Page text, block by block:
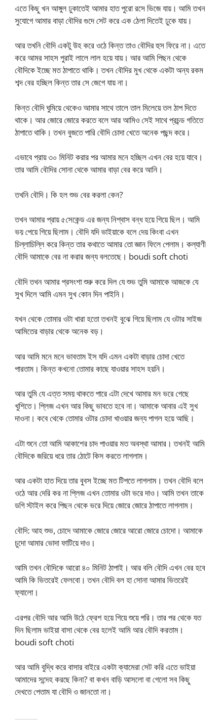
এতে কিছু খন আঙ্গুল ঢুকাতেই আমার হাত পুরো রসে ভিজে যায়। আমি তখন
সুযোগে আমার বাড়া বৌদির গুদে সেট করে এক ঠেলা দিতেই ঢুকে যায়।
আর তখনি বৌদি একটু উহ করে ওঠে কিন্ত তাও বৌদির হুস ফিরে না। এতে
করে আমর সাহস পুরাই লালে লাল হয়ে যায়। আর আমি পিছন থেকে
বৌদিকে ইচ্ছে মত ঠাপাতে থাকি। তখন বৌদির মুখ থেকে একটা অন্য রকম
শব্দ বের হচ্ছিল কিন্ত তার সে জেগে যায় না।
কিন্ত বৌদি ঘুমিয়ে থেকেও আমার সাথে তালে তাল মিলেয়ে তল ঠাপ দিতে
থাকে। আর জোরে জোরে করতে বলে আর আমিও সেই সাথে প্রচন্ড গতিতে
ঠাপাতে থাকি। তখন বুজতে পারি বৌদি চোদা খেতে অনেক পছন্দ করে।
এভাবে প্রায় ৩০ মিনিট করার পর আমার মনে হচ্ছিল এখন বের হয়ে যাবে।
তার আমি বৌদির সোনা থেকে আমার বাড়া বের করে আনি।
তখনি বৌদি। কি হল শুভ বের করলা কেন?
তখন আমার প্রায় ৫সেকেন্ড এর জন্য নিশ্বাস বন্ধ হয়ে গিয়ে ছিল। আমি
ভয় পেয়ে গিয়ে ছিলাম। বৌদি যদি ভাইয়াকে বলে দেয় কিংবা এখন
চিল্লাচিল্লি করে কিন্ত তার কথাতে আমার তো জ্ঞান ফিলে পেলাম। কল্যাণী
বৌদি আমাকে বের না করার জন্য বলতেছে। boudi soft choti
বৌদি তখন আমার প্রসংশা শুরু করে দিল যে শুভ তুমি আমাকে আজকে যে
সুখ দিলে আমি এমন সুখ কোন দিন পাইনি।
যখন থেকে তোমার ওটা খারা হতো তখনই বুঝে গিয়ে ছিলাম যে ওটার সাইজ
আমিতের বাড়ার থেকে অনেক বড়।
আর আমি মনে মনে ভাবতাম ইস যদি এমন একটা বাড়ার চোদা খেতে
পারতাম। কিন্ত কখনো তোমার কাছে যাওয়ার সাহস হয়নি।
আর তুমি যে এত্ত সময় থাকতে পারে এটা দেখে আমার মন ভরে গেছে
খুশিতে। প্লিজ এখন আর কিছু ভাবতে হবে না। আমাকে আবার এই সুখ
দাওনা। কবে থেকে তোমার ওটার চোদা খাওয়ার জন্য পাগল হয়ে আছি।
এটা শুনে তো আমি আকাশের চাদ পাওয়ার মত অবস্থা আমার। তখনই আমি
বৌদিকে জরিয়ে ধরে তার ঠোটে কিস করতে লাগলাম।
আর একটা হাত দিয়ে তার বুবস ইচ্ছে মত টিপতে লাগলাম। তখন বৌদি বলে
ওঠে আর দেরি কর না প্লিজ এখন তোমার ওটা ভরে দাও। আমি তখন তাকে
ডগি স্টাইল করে পিছন থেকে ভরে দিয়ে জোরে জোরে ঠাপাতে লাগলাম।
বৌদি: আহ শুভ, চোদে আমাকে জোরে জোরে আরো জোরে চোদো। আমাকে
চুদো আমার ভোদা ফাটিয়ে দাও।
আমি তখন বৌদিকে আরো ৪০ মিনিট ঠাপাই। আর বলি বৌদি এখন বের হবে
আমি কি ভিতরেই ফেলবো। তখন বৌদি বল হা সোনা আমার ভিতরেই
ফ্যালো।
এরপর বৌদি আর আমি উঠে ফ্রেশ হয়ে গিয়ে শুয়ে পরি। তার পর থেকে যত
দিন ছিলাম ভাইয়া বাসা থেকে বের হলেই আমি আর বৌদি করতাম।
boudi soft choti
আর আমি বুদ্ধি করে বাসার বাইরে একটা ক্যামেরা সেট করি এতে ভাইয়া
আমাদের সন্দেহ করছে কিনা? বা কখন বাড়ি আসলো বা গেলো সব কিছু
দেখতে পেতাম যা বৌদি ও জানতো না।